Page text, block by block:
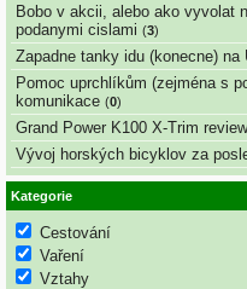
Bobo v akcii, alebo ako vyvolat
podanymi cislami (3)
Zapadne tanky idu (konecne) na
Pomoc uprchlíkům (zejména s
komunikace (0)
Grand Power K100 X-Trim review
Vývoj horských bicyklov za
Kategorie
Cestování
Vaření
Vztahy